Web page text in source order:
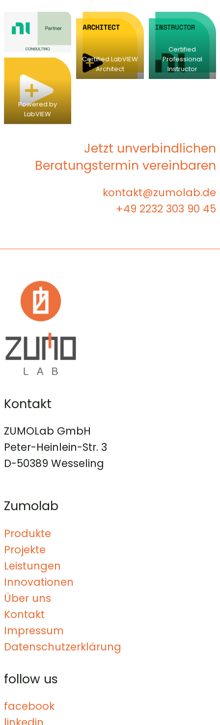
Certified LabVIEW
Architect
Certified
Professional
Instructor
Powered by
LabVIEW
Jetzt unverbindlichen
Beratungstermin vereinbaren
kontakt@zumolab.de
+49 2232 303 90 45
Kontakt
ZUMOLab GmbH
Peter-Heinlein-Str. 3
D-50389 Wesseling
Zumolab
Produkte
Projekte
Leistungen
Innovationen
Über uns
Kontakt
Impressum
Datenschutzerklärung
follow us
facebook